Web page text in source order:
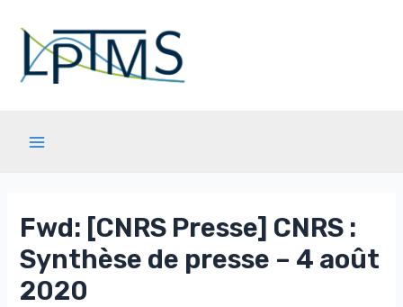
contenu
Fwd: [CNRS Presse] CNRS :
Synthèse de presse – 4 août
2020